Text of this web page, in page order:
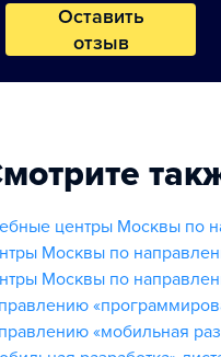
Оставить
отзыв
центры Москвы по
Москвы по
Москвы по
«мобильная